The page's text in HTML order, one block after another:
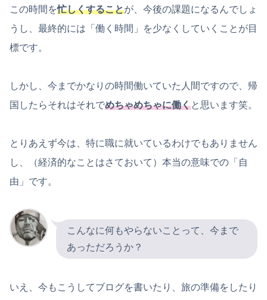
この時間を忙しくすることが、今後の課題になるんでしょ
うし、最終的には「働く時間」を少なくしていくことが目
標です。
しかし、今までかなりの時間働いていた人間ですので、帰
国したらそれはそれでめちゃめちゃに働くと思います笑。
とりあえず今は、特に職に就いているわけでもありません
し、（経済的なことはさておいて）本当の意味での「自
由」です。
こんなに何もやらないことって、今まで
あっただろうか？
いえ、今もこうしてブログを書いたり、旅の準備をしたり